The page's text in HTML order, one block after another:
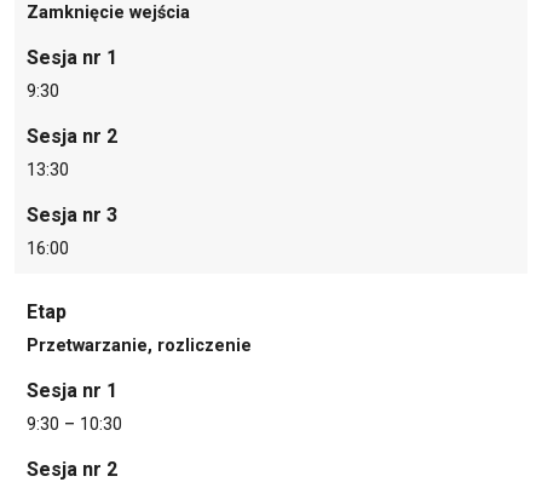
Zamknięcie wejścia
Sesja nr 1
9:30
Sesja nr 2
13:30
Sesja nr 3
16:00
Etap
Przetwarzanie, rozliczenie
Sesja nr 1
9:30 – 10:30
Sesja nr 2